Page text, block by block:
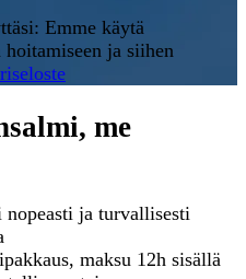
Emme käytä
ja siihen
me
ja turvallisesti
maksu 12h sisällä